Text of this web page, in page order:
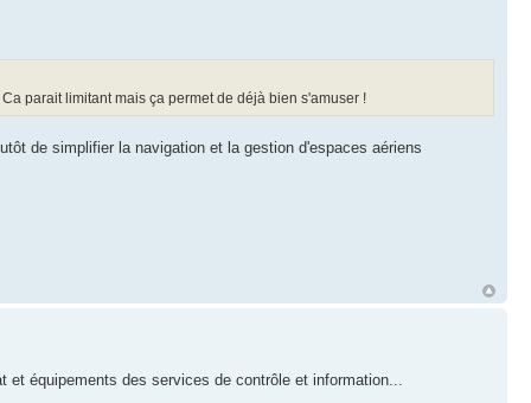
parait limitant mais ça permet de déjà bien s'amuser !
de simplifier la navigation et la gestion d'espaces aériens
équipements des services de contrôle et information...